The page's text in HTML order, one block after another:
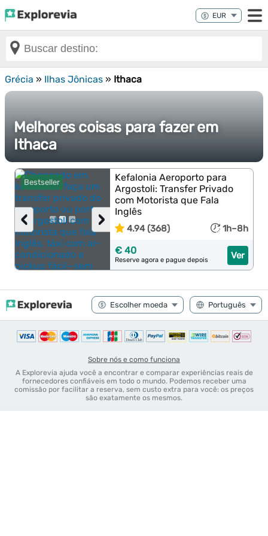
Grécia » Ilhas Jônicas » Ithaca
Melhores coisas para fazer em
Ithaca
Bestseller
›
‹
Kefalonia Aeroporto para
Argostoli: Transfer Privado
com Motorista que Fala
Inglês
4.94 (368) 1h–8h
Ver
€ 40
Reserve agora e pague depois
Sobre nós e como funciona
A Explorevia ajuda você a encontrar e comparar experiências reais de
fornecedores confiáveis em todo o mundo. Podemos receber uma
comissão por facilitar a reserva, sem custo extra para você: os preços
são exatamente os mesmos.